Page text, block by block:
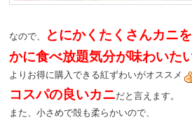
なので、
とにかくたくさんカニ
かに食べ放題気分が味わいた
よりお得に購入できる紅ずわいがオススメ
コスパの良いカニだと言えます。
また、小さめで殻も柔らかいので、